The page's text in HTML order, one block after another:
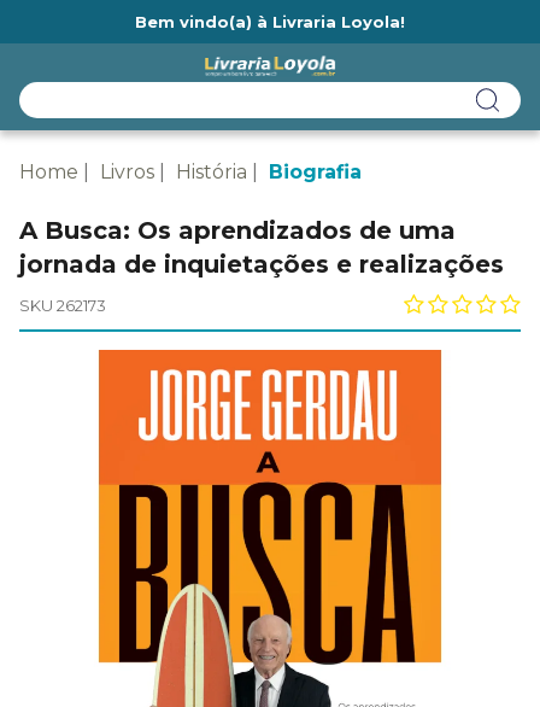
Bem vindo(a) à Livraria Loyola!
Home Livros História Biografia
A Busca: Os aprendizados de uma
jornada de inquietações e realizações
SKU 262173